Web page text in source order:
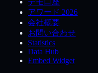
デモ口座
アワード 2026
会社概要
お問い合わせ
Statistics
Data Hub
Embed Widget